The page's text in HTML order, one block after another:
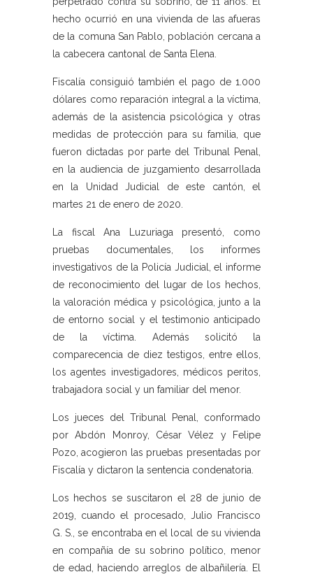
hecho ocurrió en una vivienda de las afueras
de la comuna San Pablo, población cercana a
la cabecera cantonal de Santa Elena.
Fiscalía consiguió también el pago de 1.000
dólares como reparación integral a la víctima,
además de la asistencia psicológica y otras
medidas de protección para su familia, que
fueron dictadas por parte del Tribunal Penal,
en la audiencia de juzgamiento desarrollada
en la Unidad Judicial de este cantón, el
martes 21 de enero de 2020.
La fiscal Ana Luzuriaga presentó, como
pruebas documentales, los informes
investigativos de la Policía Judicial, el informe
de reconocimiento del lugar de los hechos,
la valoración médica y psicológica, junto a la
de entorno social y el testimonio anticipado
de la víctima. Además solicitó la
comparecencia de diez testigos, entre ellos,
los agentes investigadores, médicos peritos,
trabajadora social y un familiar del menor.
Los jueces del Tribunal Penal, conformado
por Abdón Monroy, César Vélez y Felipe
Pozo, acogieron las pruebas presentadas por
Fiscalía y dictaron la sentencia condenatoria.
Los hechos se suscitaron el 28 de junio de
2019, cuando el procesado, Julio Francisco
G. S., se encontraba en el local de su vivienda
en compañía de su sobrino político, menor
de edad, haciendo arreglos de albañilería. El